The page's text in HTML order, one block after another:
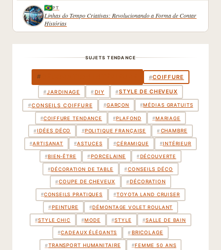
PT
Linhas do Tempo Criativas: Revolucionando a Forma de Contar
Histórias
SUJETS TENDANCE
# #COIFFURE
#JARDINAGE #DIY #STYLE DE CHEVEUX
#CONSEILS COIFFURE #GARÇON #MÉDIAS GRATUITS
#COIFFURE TENDANCE #PLAFOND #MARIAGE
#IDÉES DÉCO # POLITIQUE FRANÇAISE #CHAMBRE
#ARTISANAT #ASTUCES #CÉRAMIQUE #INTÉRIEUR
#BIEN-ÊTRE #PORCELAINE # DÉCOUVERTE
#DÉCORATION DE TABLE #CONSEILS DÉCO
#COUPE DE CHEVEUX #DÉCORATION
#CONSEILS PRATIQUES #TOYOTA LAND CRUISER
#PEINTURE #DÉMONTAGE VOLET ROULANT
#STYLE CHIC #MODE #STYLE #SALLE DE BAIN
#CADEAUX ÉLÉGANTS #BRICOLAGE
#TRANSPORT HUMANITAIRE #FEMME 50 ANS